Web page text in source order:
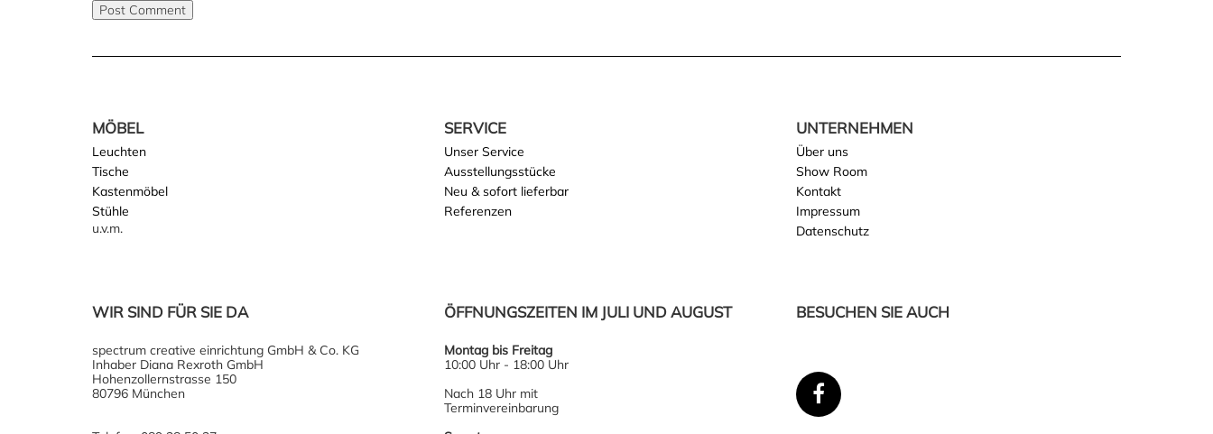
MÖBEL
Leuchten
Tische
Kastenmöbel
Stühle
u.v.m.
SERVICE
Unser Service
Ausstellungsstücke
Neu & sofort lieferbar
Referenzen
UNTERNEHMEN
Über uns
Show Room
Kontakt
Impressum
Datenschutz
WIR SIND FÜR SIE DA
spectrum creative einrichtung GmbH & Co. KG
Inhaber Diana Rexroth GmbH
Hohenzollernstrasse 150
80796 München
ÖFFNUNGSZEITEN IM JULI UND AUGUST
Montag bis Freitag
10:00 Uhr - 18:00 Uhr
Nach 18 Uhr mit
Terminvereinbarung
BESUCHEN SIE AUCH